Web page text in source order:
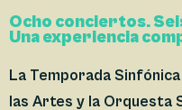
Ocho conciertos.
Una experiencia
La Temporada
las Artes y la Orquesta